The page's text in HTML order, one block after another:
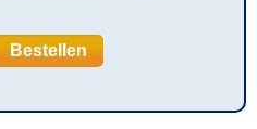
Bestellen